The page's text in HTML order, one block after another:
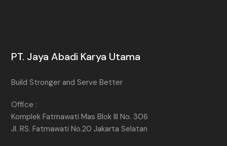
PT. Jaya Abadi Karya Utama
Build Stronger and Serve Better
Office :
Komplek Fatmawati Mas Blok III No. 306
Jl. RS. Fatmawati No.20 Jakarta Selatan